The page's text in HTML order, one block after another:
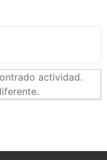
actividad.